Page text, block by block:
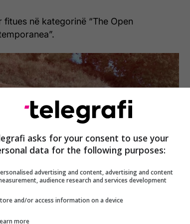
në kategorinë “The Open
më parë. Kori Siparantum është
asks for your consent to use your
data for the following purposes:
advertising and content, advertising and content
audience research and services development
and/or access information on a device
more